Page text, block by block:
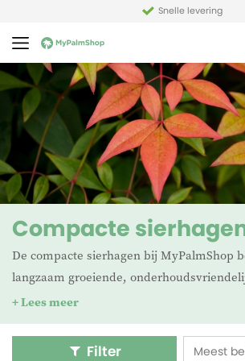
Snelle levering
Compacte
De compacte sierhagen bij MyPalmShop
langzaam groeiende,
Nandina, Laurier, Nerium en Hydrangea.
winterhard, zoals Nandina en
bescherming nodig hebben in strenge
+ Lees meer
Filter